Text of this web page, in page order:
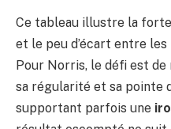
Ce tableau illustre la
et le peu d’écart entre
Pour Norris, le défi est de
sa régularité et sa pointe
supportant parfois une